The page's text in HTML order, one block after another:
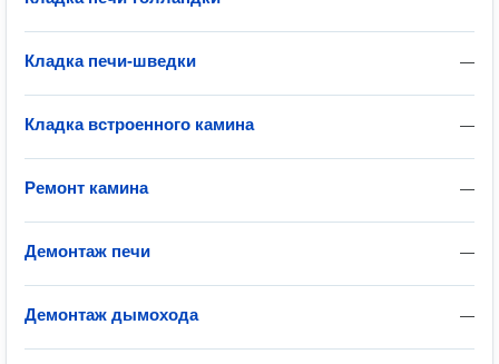
—
Кладка печи-шведки
—
Кладка встроенного камина
—
Ремонт камина
—
Демонтаж печи
—
Демонтаж дымохода